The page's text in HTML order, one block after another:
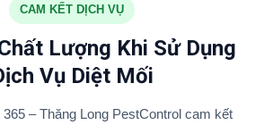
CAM KẾT DỊCH VỤ
Lượng Khi Sử Dụng
Vụ Diệt Mối
365 – Thăng Long PestControl cam kết